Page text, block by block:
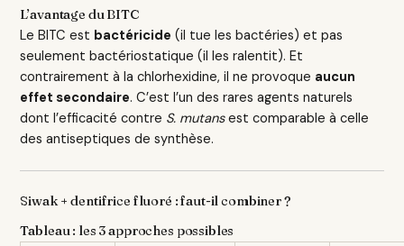
L’avantage du BITC
Le BITC est bactéricide (il tue les bactéries) et pas
seulement bactériostatique (il les ralentit). Et
contrairement à la chlorhexidine, il ne provoque aucun
effet secondaire. C’est l’un des rares agents naturels
dont l’efficacité contre S. mutansest comparable à celle
des antiseptiques de synthèse.
Siwak + dentifrice fluoré : faut-il combiner ?
Tableau : les 3 approches possibles